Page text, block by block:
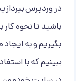
در وردپرس
باشید تا نحوه کار
بگیریم و به
ببینیم که با